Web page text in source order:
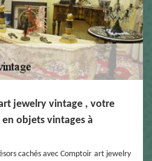
jewelry vintage , votre
objets vintages à
cachés avec Comptoir art jewelry